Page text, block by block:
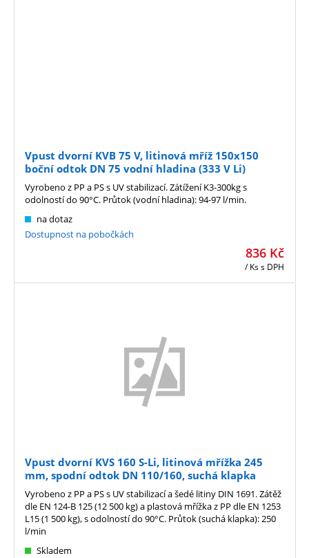
Vpust dvorní KVB 75 V, litinová mříž 150x150
boční odtok DN 75 vodní hladina (333 V Li)
836 Kč
/ Kss DPH
na dotaz
Dostupnost na pobočkách
Vyrobeno z PP a PS s UV stabilizací. Zátížení K3-300kg s
odolností do 90°C. Průtok (vodní hladina): 94-97 l/min.
Vpust dvorní KVS 160 S-Li, litinová mřížka 245
mm, spodní odtok DN 110/160, suchá klapka
Skladem
Vyrobeno z PP a PS s UV stabilizací a šedé litiny DIN 1691. Zátěž
dle EN 124-B 125 (12 500 kg) a plastová mřížka z PP dle EN 1253
L15 (1 500 kg), s odolností do 90°C. Průtok (suchá klapka): 250
l/min